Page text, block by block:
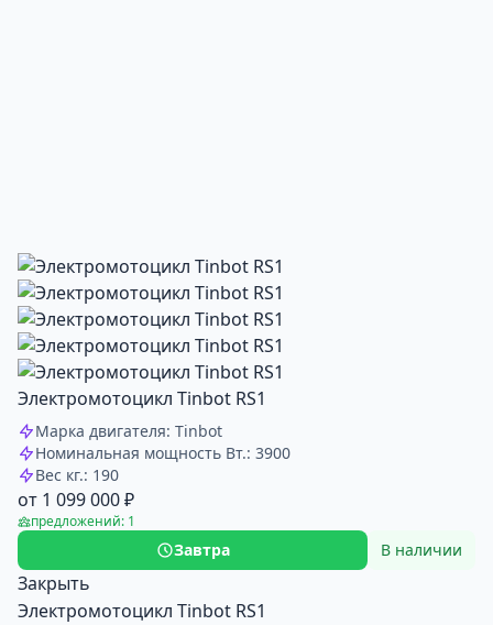
Электромотоцикл Tinbot RS1
Марка двигателя: Tinbot
Номинальная мощность Вт.: 3900
Вес кг.: 190
от 1 099 000 ₽
предложений: 1
Завтра В наличии
Закрыть
Электромотоцикл Tinbot RS1